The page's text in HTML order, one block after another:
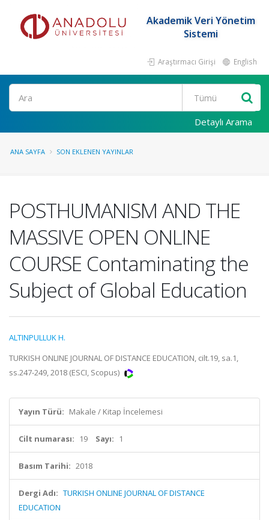
Akademik Veri Yönetim
Sistemi
Araştırmacı Girişi English
Ara
Detaylı Arama
ANA SAYFA SON EKLENEN YAYINLAR
POSTHUMANISM AND THE
MASSIVE OPEN ONLINE
COURSE Contaminating the
Subject of Global Education
ALTINPULLUK H.
TURKISH ONLINE JOURNAL OF DISTANCE EDUCATION, cilt.19, sa.1,
ss.247-249, 2018 (ESCI, Scopus)
Yayın Türü: Makale / Kitap İncelemesi
Cilt numarası: 19 Sayı: 1
Basım Tarihi: 2018
Dergi Adı: TURKISH ONLINE JOURNAL OF DISTANCE
EDUCATION